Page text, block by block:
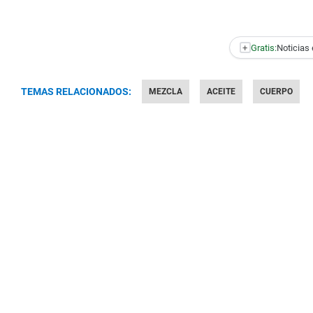
+ Gratis:Noticias
TEMAS RELACIONADOS: MEZCLA ACEITE CUERPO